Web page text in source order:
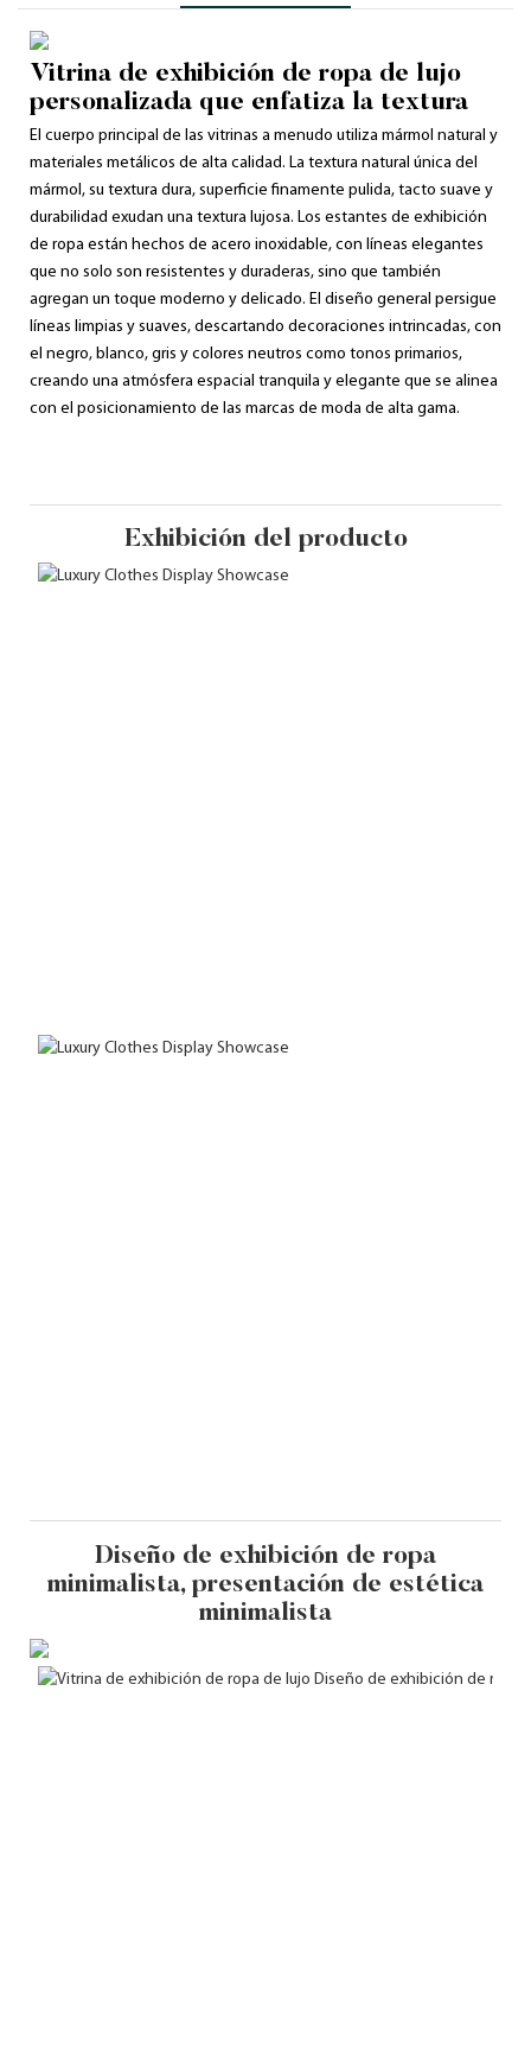
Vitrina de exhibición de ropa de lujo
personalizada que enfatiza la textura
El cuerpo principal de las vitrinas a menudo utiliza mármol natural y
materiales metálicos de alta calidad. La textura natural única del
mármol, su textura dura, superficie finamente pulida, tacto suave y
durabilidad exudan una textura lujosa. Los estantes de exhibición
de ropa están hechos de acero inoxidable, con líneas elegantes
que no solo son resistentes y duraderas, sino que también
agregan un toque moderno y delicado. El diseño general persigue
líneas limpias y suaves, descartando decoraciones intrincadas, con
el negro, blanco, gris y colores neutros como tonos primarios,
creando una atmósfera espacial tranquila y elegante que se alinea
con el posicionamiento de las marcas de moda de alta gama.
Exhibición del producto
Diseño de exhibición de ropa
minimalista, presentación de estética
minimalista